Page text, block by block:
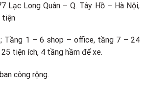
Lạc Long Quân – Q. Tây Hồ – Hà Nội,
tiện
Tầng 1 – 6 shop – office, tầng 7 – 24
tiện ích, 4 tầng hầm để xe.
công rộng.